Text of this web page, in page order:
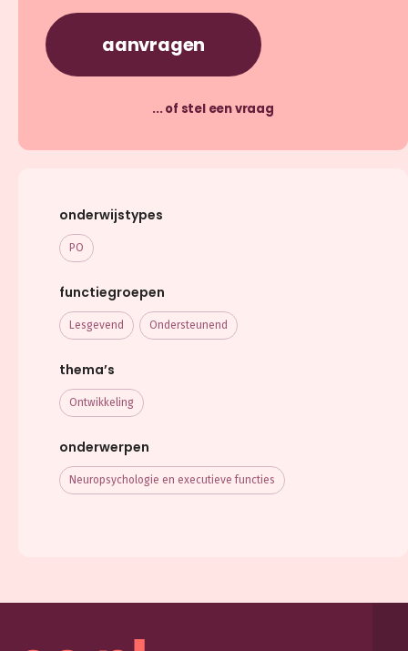
aanvragen
... of stel een vraag
onderwijstypes
PO
functiegroepen
Lesgevend Ondersteunend
thema’s
Ontwikkeling
onderwerpen
Neuropsychologie en executieve functies